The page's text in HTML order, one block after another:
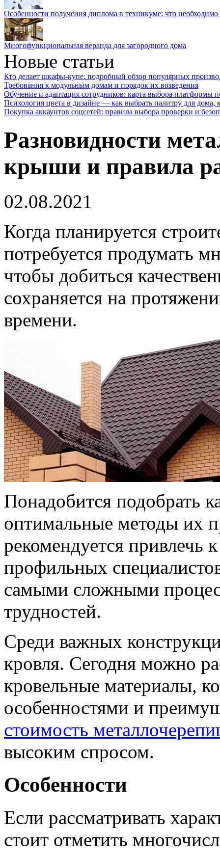
Особенности получения диплома в техникуме: что необходимо
Многофункциональная веранда для загородного дома
Новые статьи
Кто делает шкафы-купе: подробный обзор популярных
Требования к модульным домам и порядок их возведения
Обучение и адаптация сотрудников: карта выбора платформы
Психология цвета в дизайне — как выбрать палитру для дома,
Покупка аккаунтов соцсетей: правила выбора проверки и
Разновидности
крыши и правила
02.08.2021
Когда планируется
потребуется продумать
чтобы добиться
сохраняется на
времени.
Понадобится подобрать
оптимальные методы их
рекомендуется привлечь
профильных
самыми сложными
трудностей.
Среди важных
кровля. Сегодня можно
кровельные материалы,
особенностями и
стоимость
высоким спросом.
Особенности
Если рассматривать
стоит отметить